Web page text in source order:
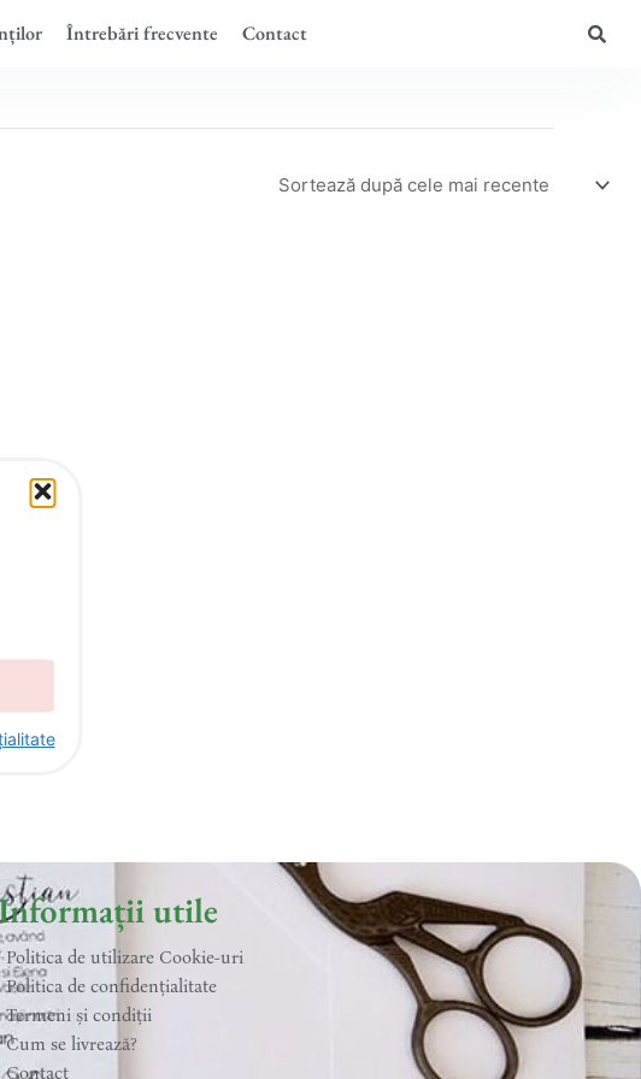
Întrebări frecvente Contact
utile
Politica de utilizare Cookie-uri
Politica de confidențialitate
Termeni și condiții
Cum se livrează?
Contact